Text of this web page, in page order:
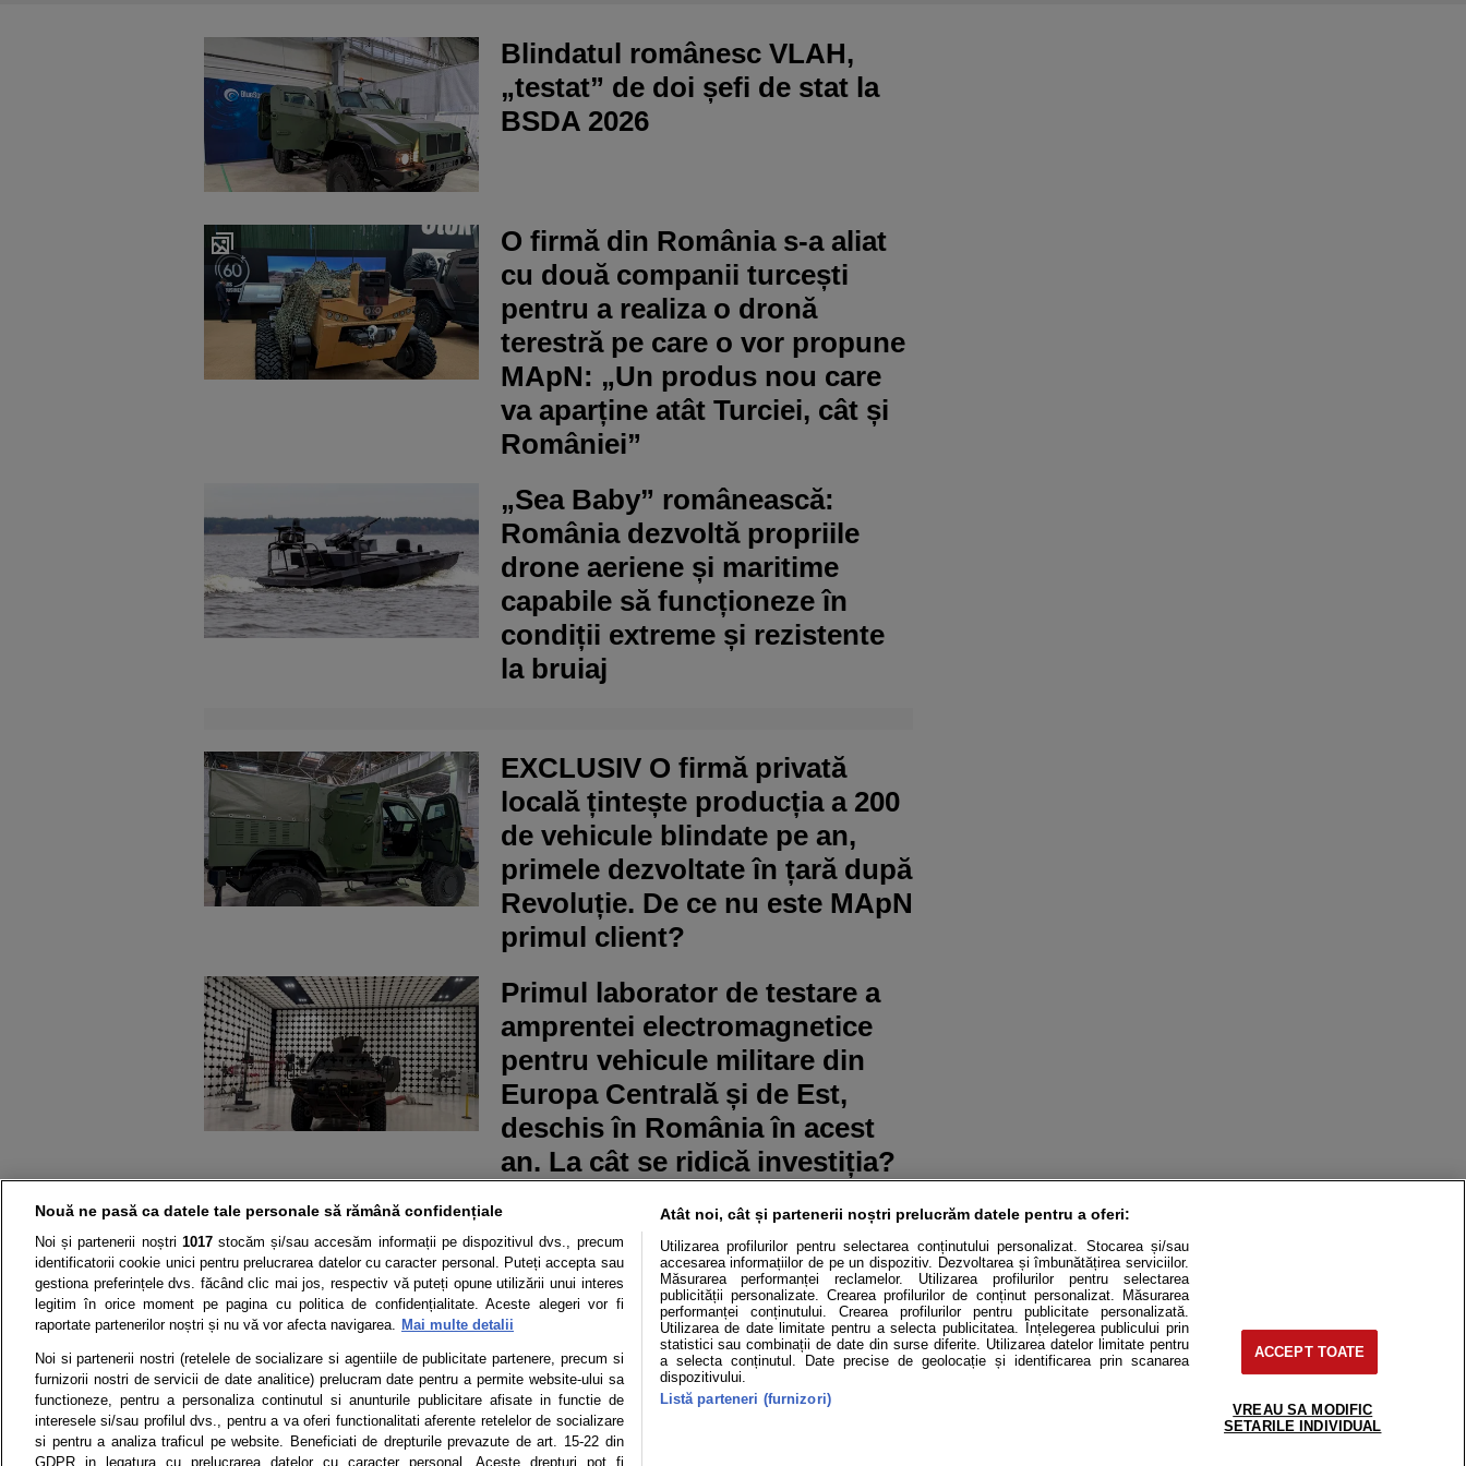
Blindatul românesc VLAH,
„testat” de doi șefi de stat la
BSDA 2026
O firmă din România s-a aliat
cu două companii turcești
pentru a realiza o dronă
terestră pe care o vor propune
MApN: „Un produs nou care
va aparține atât Turciei, cât și
României”
„Sea Baby” românească:
România dezvoltă propriile
drone aeriene și maritime
capabile să funcționeze în
condiții extreme și rezistente
la bruiaj
EXCLUSIV O firmă privată
locală țintește producția a 200
de vehicule blindate pe an,
primele dezvoltate în țară după
Revoluție. De ce nu este MApN
primul client?
Primul laborator de testare a
amprentei electromagnetice
pentru vehicule militare din
Europa Centrală și de Est,
deschis în România în acest
an. La cât se ridică investiția?
Știri Test drive Mașini electrice Utile Video Podcast cu Prioritate Cât costă?
Termeni si conditii Politica de confidentialitate Politica de cookies Modifică Setările
Nouă ne pasă ca datele tale personale să rămână confidențiale
Noi și partenerii noștri 1017stocăm și/sau accesăm informații pe dispozitivul dvs., precum
identificatorii cookie unici pentru prelucrarea datelor cu caracter personal. Puteți accepta sau
gestiona preferințele dvs. făcând clic mai jos, respectiv vă puteți opune utilizării unui interes
legitim în orice moment pe pagina cu politica de confidențialitate. Aceste alegeri vor fi
raportate partenerilor noștri și nu vă vor afecta navigarea. Mai multe detalii
Noi si partenerii nostri (retelele de socializare si agentiile de publicitate partenere, precum si
furnizorii nostri de servicii de date analitice) prelucram date pentru a permite website-ului sa
functioneze, pentru a personaliza continutul si anunturile publicitare afisate in functie de
interesele si/sau profilul dvs., pentru a va oferi functionalitati aferente retelelor de socializare
si pentru a analiza traficul pe website. Beneficiati de drepturile prevazute de art. 15-22 din
GDPR in legatura cu prelucrarea datelor cu caracter personal. Aceste drepturi pot fi
Atât noi, cât și partenerii noștri prelucrăm datele pentru a oferi:
Utilizarea profilurilor pentru selectarea conținutului personalizat. Stocarea și/sau
accesarea informațiilor de pe un dispozitiv. Dezvoltarea și îmbunătățirea serviciilor.
Măsurarea performanței reclamelor. Utilizarea profilurilor pentru selectarea
publicității personalizate. Crearea profilurilor de conținut personalizat. Măsurarea
performanței conținutului. Crearea profilurilor pentru publicitate personalizată.
Utilizarea de date limitate pentru a selecta publicitatea. Înțelegerea publicului prin
statistici sau combinații de date din surse diferite. Utilizarea datelor limitate pentru
a selecta conținutul. Date precise de geolocație și identificarea prin scanarea
dispozitivului.
Listă parteneri (furnizori)
ACCEPT TOATE
VREAU SA MODIFIC
SETARILE INDIVIDUAL